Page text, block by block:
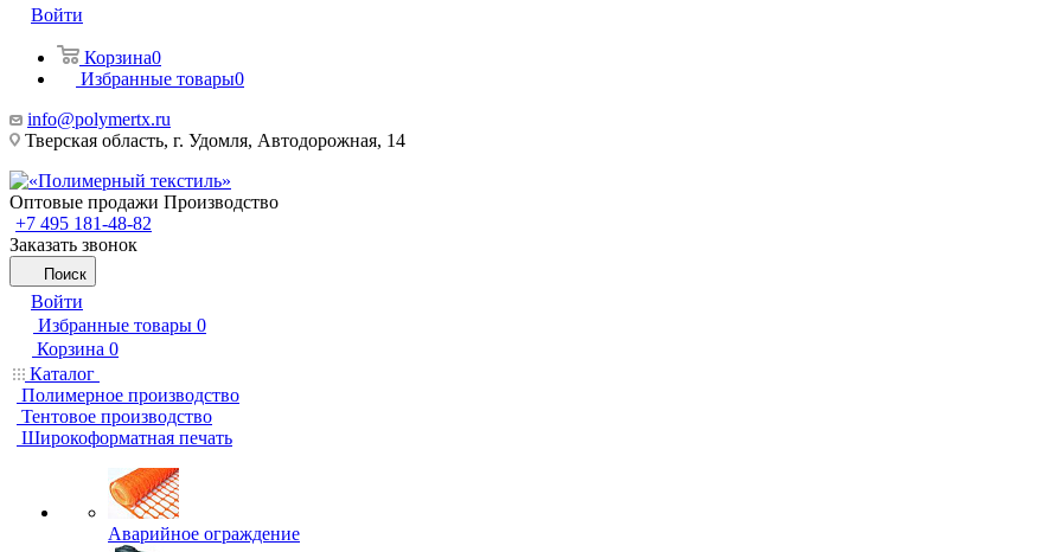
Войти
Корзина0
Избранные товары0
info@polymertx.ru
Тверская область, г. Удомля, Автодорожная, 14
Оптовые продажи Производство
+7 495 181-48-82
Заказать звонок
Поиск
Войти
Избранные товары 0
Корзина 0
Каталог
Полимерное производство
Тентовое производство
Широкоформатная печать
Аварийное ограждение